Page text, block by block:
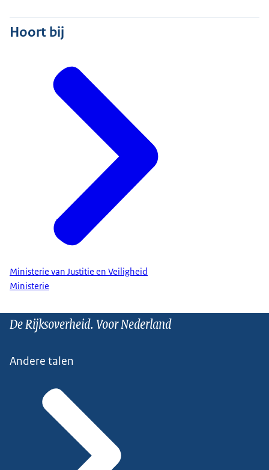
Hoort bij
Ministerie van Justitie en Veiligheid
Ministerie
De Rijksoverheid. Voor Nederland
Andere talen